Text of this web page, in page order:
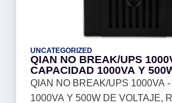
UNCATEGORIZED
QIAN NO BREAK/UPS
CAPACIDAD 1000VA Y
VOLTAJE, RECARGA EN 4
INDICADORES LED Y
QIAN NO BREAK/UPS 1000VA
1000VA Y 500W DE VOLTAJE,